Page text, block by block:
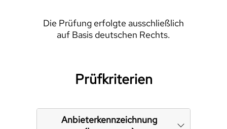
Die Prüfung erfolgte ausschließlich
auf Basis deutschen Rechts.
Prüfkriterien
Anbieterkennzeichnung